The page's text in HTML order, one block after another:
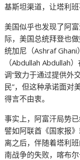
基斯坦渠道，让塔利
美国似乎也发现了阿
际，美国总统拜登也
统加尼（Ashraf
（Abdullah Abdullah
调“致力于通过提供外
民”，但这种承诺面对
得言不由衷。
事实上，阿富汗局势
譬如阿联酋《国家报
离之后，伴随着塔利
南战争的失败，喀布